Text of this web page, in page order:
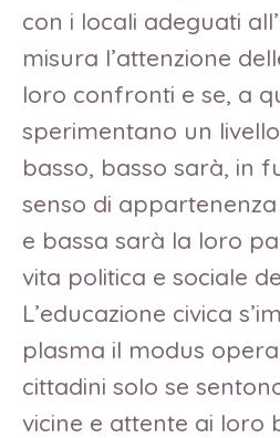
con i locali adeguati
misura l’attenzione
loro confronti e se, a
sperimentano un
basso, basso sarà, in
senso di
e bassa sarà la loro
vita politica e sociale
L’educazione civica
plasma il modus
cittadini solo se
vicine e attente ai loro